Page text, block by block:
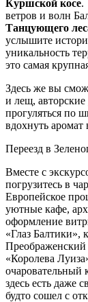
Куршской косе.
ветров и волн
Танцующего
услышите
уникальность
это самая
Здесь же вы
и лещ,
прогуляться по
вдохнуть аромат
Переезд в
Вместе с
погрузитесь в
Европейское
уютные кафе,
оформление
«Глаз Балтики»,
Преображенский
«Королева
очаровательный
здесь есть даже
будто сошел с